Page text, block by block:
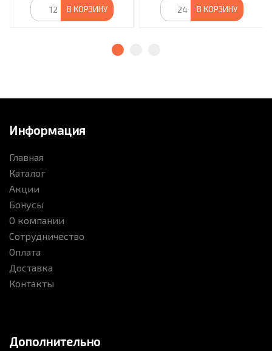
В КОРЗИНУ В КОРЗИНУ
Информация
Главная
Каталог
Акции
Бонусы
О компании
Сотрудничество
Оплата
Доставка
Контакты
Дополнительно